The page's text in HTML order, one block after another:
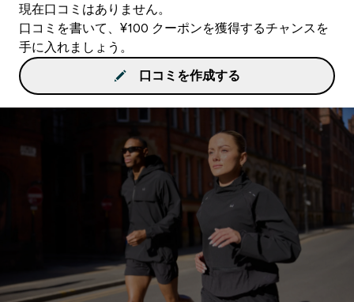
現在口コミはありません。
口コミを書いて、¥100 クーポンを獲得するチャンスを
手に入れましょう。
口コミを作成する